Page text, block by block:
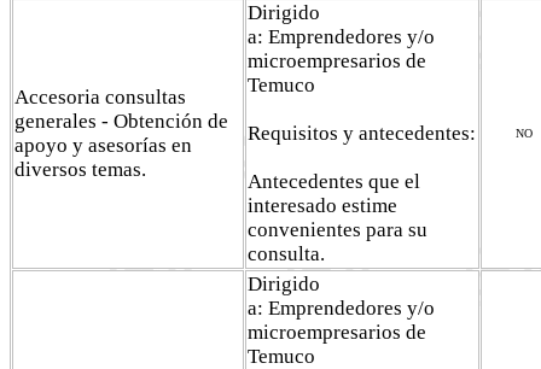
Accesoria consultas
generales - Obtención de
apoyo y asesorías en
diversos temas.
Dirigido
a: Emprendedores y/o
microempresarios de
Temuco
Requisitos y antecedentes:
Antecedentes que el
interesado estime
convenientes para su
consulta.
NO
Dirigido
a: Emprendedores y/o
microempresarios de
Temuco